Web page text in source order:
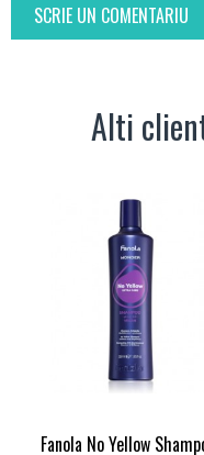
SCRIE UN COMENTARIU
Alti
Fanola No Yellow